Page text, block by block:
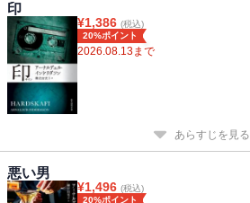
印
¥1,386 (税込)
20%ポイント
2026.08.13まで
あらすじを見る
悪い男
¥1,496 (税込)
20%ポイント